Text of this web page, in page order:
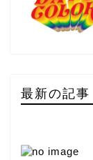
最新の記事